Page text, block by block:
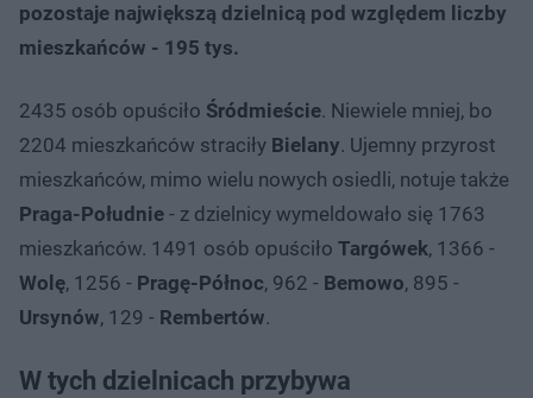
pozostaje największą dzielnicą pod względem liczby
mieszkańców - 195 tys.
2435 osób opuściło Śródmieście. Niewiele mniej, bo
2204 mieszkańców straciły Bielany. Ujemny przyrost
mieszkańców, mimo wielu nowych osiedli, notuje także
Praga-Południe - z dzielnicy wymeldowało się 1763
mieszkańców. 1491 osób opuściło Targówek, 1366 -
Wolę, 1256 - Pragę-Północ, 962 - Bemowo, 895 -
Ursynów, 129 - Rembertów.
W tych dzielnicach przybywa